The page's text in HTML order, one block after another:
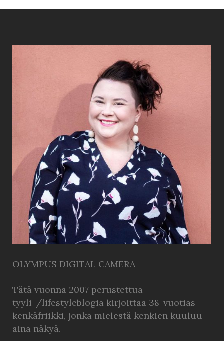
OLYMPUS DIGITAL CAMERA
Tätä vuonna 2007 perustettua
tyyli-/lifestyleblogia kirjoittaa 38-vuotias
kenkäfriikki, jonka mielestä kenkien kuuluu
aina näkyä.